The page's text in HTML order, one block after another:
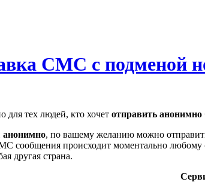
СМС с подменой
для тех людей, кто хочет отправить
анонимно, по вашему желанию можно
сообщения происходит моментально
другая страна.